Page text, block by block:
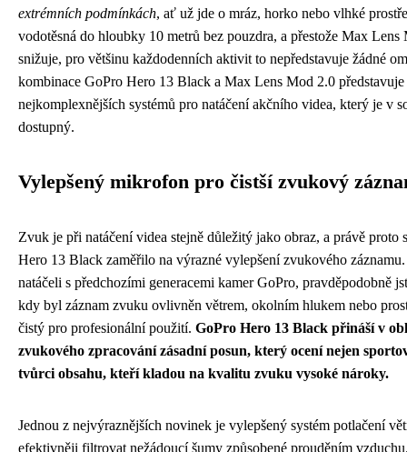
extrémních podmínkách, ať už jde o mráz, horko nebo vlhké
vodotěsná do hloubky 10 metrů bez pouzdra, a přestože Max Lens
snižuje, pro většinu každodenních aktivit to nepředstavuje žádné
kombinace GoPro Hero 13 Black a Max Lens Mod 2.0 představuje
nejkomplexnějších systémů pro natáčení akčního videa, který je v
dostupný.
Vylepšený mikrofon pro čistší zvukový
Zvuk je při natáčení videa stejně důležitý jako obraz, a právě proto
Hero 13 Black zaměřilo na výrazné vylepšení zvukového
natáčeli s předchozími generacemi kamer GoPro, pravděpodobně
kdy byl záznam zvuku ovlivněn větrem, okolním hlukem nebo
čistý pro profesionální použití. GoPro Hero 13 Black přináší v
zvukového zpracování zásadní posun, který ocení nejen
tvůrci obsahu, kteří kladou na kvalitu zvuku vysoké nároky.
Jednou z nejvýraznějších novinek je vylepšený systém potlačení
efektivněji filtrovat nežádoucí šumy způsobené prouděním